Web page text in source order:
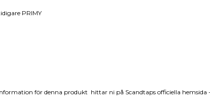
PRIMY
för denna produkt hittar ni på Scandtaps officiella hemsida -